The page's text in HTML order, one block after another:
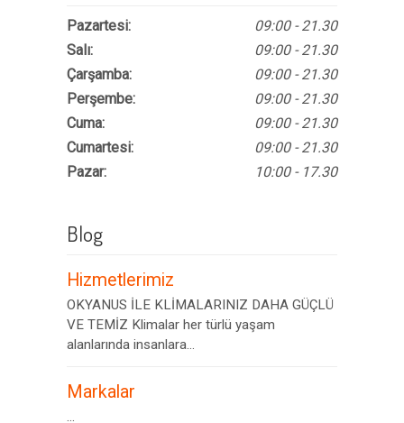
Pazartesi:
Salı:
Çarşamba:
Perşembe:
Cuma:
Cumartesi:
Pazar:
09:00 - 21.30
09:00 - 21.30
09:00 - 21.30
09:00 - 21.30
09:00 - 21.30
09:00 - 21.30
10:00 - 17.30
Blog
Hizmetlerimiz
OKYANUS İLE KLİMALARINIZ DAHA GÜÇLÜ
VE TEMİZ Klimalar her türlü yaşam
alanlarında insanlara...
Markalar
...